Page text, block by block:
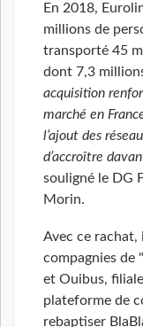
En 2018,
millions de
transporté 45
dont 7,3
acquisition
marché en
l’ajout des
d’accroître
souligné le DG
Morin.
Avec ce rachat,
compagnies de
et Ouibus,
plateforme de
rebaptiser